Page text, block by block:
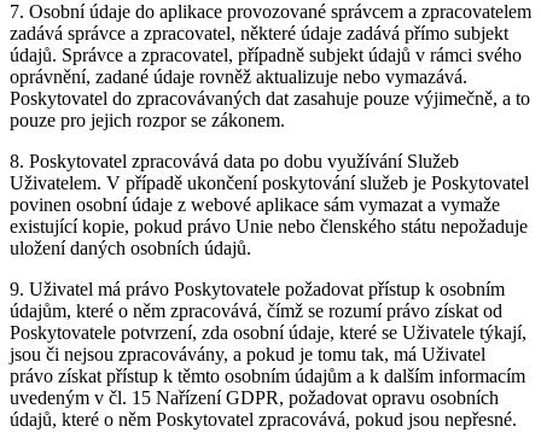
7. Osobní údaje do aplikace provozované správcem a zpracovatelem
zadává správce a zpracovatel, některé údaje zadává přímo subjekt
údajů. Správce a zpracovatel, případně subjekt údajů v rámci svého
oprávnění, zadané údaje rovněž aktualizuje nebo vymazává.
Poskytovatel do zpracovávaných dat zasahuje pouze výjimečně, a to
pouze pro jejich rozpor se zákonem.
8. Poskytovatel zpracovává data po dobu využívání Služeb
Uživatelem. V případě ukončení poskytování služeb je Poskytovatel
povinen osobní údaje z webové aplikace sám vymazat a vymaže
existující kopie, pokud právo Unie nebo členského státu nepožaduje
uložení daných osobních údajů.
9. Uživatel má právo Poskytovatele požadovat přístup k osobním
údajům, které o něm zpracovává, čímž se rozumí právo získat od
Poskytovatele potvrzení, zda osobní údaje, které se Uživatele týkají,
jsou či nejsou zpracovávány, a pokud je tomu tak, má Uživatel
právo získat přístup k těmto osobním údajům a k dalším informacím
uvedeným v čl. 15 Nařízení GDPR, požadovat opravu osobních
údajů, které o něm Poskytovatel zpracovává, pokud jsou nepřesné.